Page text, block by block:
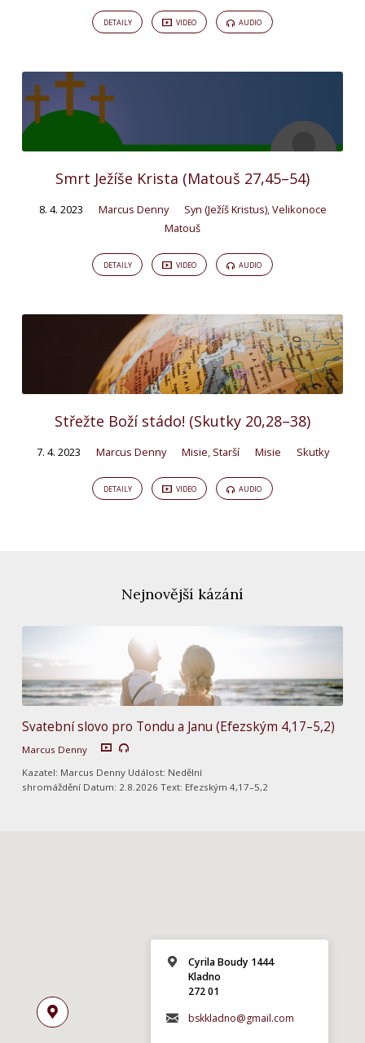
DETAILY VIDEO AUDIO
Smrt Ježíše Krista (Matouš 27,45–54)
8. 4. 2023 Marcus Denny Syn (Ježíš Kristus),Velikonoce
Matouš
DETAILY VIDEO AUDIO
Střežte Boží stádo! (Skutky 20,28–38)
7. 4. 2023 Marcus Denny Misie, Starší Misie Skutky
DETAILY VIDEO AUDIO
Nejnovější kázání
Svatební slovo pro Tondu a Janu (Efezským 4,17–5,2)
Marcus Denny
Kazatel: Marcus Denny Událost: Nedělní
shromáždění Datum: 2.8.2026 Text: Efezským 4,17–5,2
Cyrila Boudy 1444
Kladno
272 01
bskkladno@gmail.com